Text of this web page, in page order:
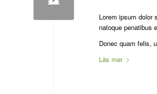
Lorem ipsum dolor
natoque penatibus
Donec quam felis,
Läs mer